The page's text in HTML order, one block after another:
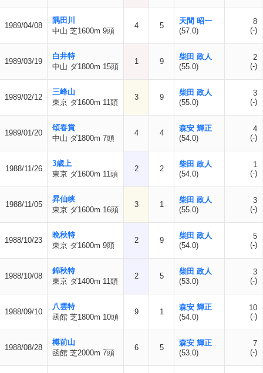
1989/04/08
隅田川
中山 芝1600m 9頭
4 5
天間 昭一
(57.0)
8
(-)
1989/03/19
白井特
中山 ダ1800m 15頭
1 9
柴田 政人
(55.0)
2
(-)
1989/02/12
三峰山
東京 ダ1600m 11頭
3 9
柴田 政人
(55.0)
3
(-)
1989/01/20
頌春賞
中山 ダ1800m 7頭
4 4
森安 輝正
(54.0)
4
(-)
1988/11/26
3歳上
東京 ダ1600m 11頭
2 2
柴田 政人
(54.0)
1
(-)
1988/11/05
昇仙峡
東京 ダ1600m 16頭
3 1
柴田 政人
(55.0)
3
(-)
1988/10/23
晩秋特
東京 ダ1600m 9頭
2 9
柴田 政人
(54.0)
5
(-)
1988/10/08
錦秋特
東京 ダ1400m 11頭
2 5
柴田 政人
(53.0)
3
(-)
1988/09/10
八雲特
函館 芝1800m 10頭
9 1
森安 輝正
(54.0)
10
(-)
1988/08/28
樽前山
函館 芝2000m 7頭
6 5
森安 輝正
(53.0)
7
(-)